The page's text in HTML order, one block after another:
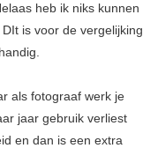
heb ik niks kunnen
is voor de vergelijking
als fotograaf werk je
jaar gebruik verliest
en dan is een extra